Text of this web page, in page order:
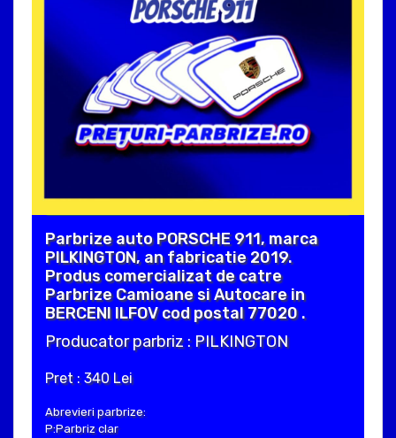
Parbrize auto PORSCHE 911, marca
PILKINGTON, an fabricatie 2019.
Produs comercializat de catre
Parbrize Camioane si Autocare in
BERCENI ILFOV cod postal 77020 .
Producator parbriz : PILKINGTON
Pret : 340 Lei
Abrevieri parbrize:
P:Parbriz clar